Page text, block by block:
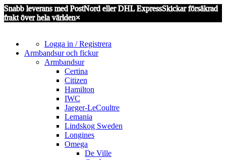
Snabb leverans med PostNord eller DHL ExpressSkickar försäkrad
frakt över hela världen×
Logga in / Registrera
Armbandsur och fickur
Armbandsur
Certina
Citizen
Hamilton
IWC
Jaeger-LeCoultre
Lemania
Lindskog Sweden
Longines
Omega
De Ville